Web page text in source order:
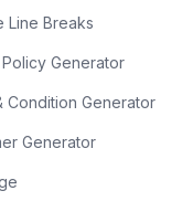
Line Breaks
Generator
Condition Generator
Generator